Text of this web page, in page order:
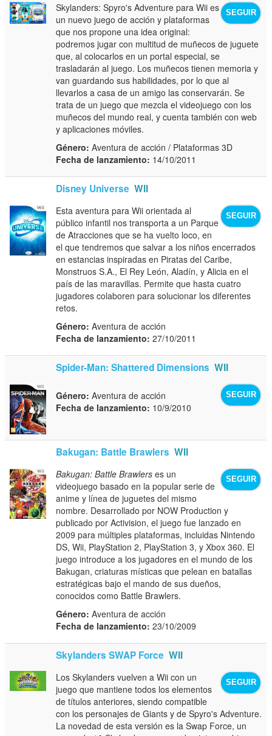
SEGUIR
Skylanders: Spyro's Adventure para Wii es
un nuevo juego de acción y plataformas
que nos propone una idea original:
podremos jugar con multitud de muñecos de juguete
que, al colocarlos en un portal especial, se
trasladarán al juego. Los muñecos tienen memoria y
van guardando sus habilidades, por lo que al
llevarlos a casa de un amigo las conservarán. Se
trata de un juego que mezcla el videojuego con los
muñecos del mundo real, y cuenta también con web
y aplicaciones móviles.
Género: Aventura de acción / Plataformas 3D
Fecha de lanzamiento: 14/10/2011
Disney Universe WII
SEGUIR
Esta aventura para Wii orientada al
público infantil nos transporta a un Parque
de Atracciones que se ha vuelto loco, en
el que tendremos que salvar a los niños encerrados
en estancias inspiradas en Piratas del Caribe,
Monstruos S.A., El Rey León, Aladín, y Alicia en el
país de las maravillas. Permite que hasta cuatro
jugadores colaboren para solucionar los diferentes
retos.
Género: Aventura de acción
Fecha de lanzamiento: 27/10/2011
Spider-Man: Shattered Dimensions WII
SEGUIR
Género: Aventura de acción
Fecha de lanzamiento: 10/9/2010
Bakugan: Battle Brawlers WII
SEGUIR
Bakugan: Battle Brawlers es un
videojuego basado en la popular serie de
anime y línea de juguetes del mismo
nombre. Desarrollado por NOW Production y
publicado por Activision, el juego fue lanzado en
2009 para múltiples plataformas, incluidas Nintendo
DS, Wii, PlayStation 2, PlayStation 3, y Xbox 360. El
juego introduce a los jugadores en el mundo de los
Bakugan, criaturas místicas que pelean en batallas
estratégicas bajo el mando de sus dueños,
conocidos como Battle Brawlers.
Género: Aventura de acción
Fecha de lanzamiento: 23/10/2009
Skylanders SWAP Force WII
SEGUIR
Los Skylanders vuelven a Wii con un
juego que mantiene todos los elementos
de títulos anteriores, siendo compatible
con los personajes de Giants y de Spyro's Adventure.
La novedad de esta versión es la Swap Force, un